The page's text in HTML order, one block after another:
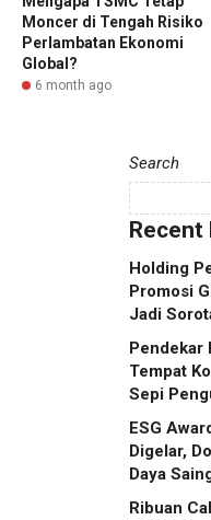
Moncer di Tengah Risiko
Perlambatan Ekonomi
Global?
6 month ago
Search
Holding
Promosi
Jadi
Pendekar
Tempat
Sepi
ESG
Digelar,
Daya
Ribuan